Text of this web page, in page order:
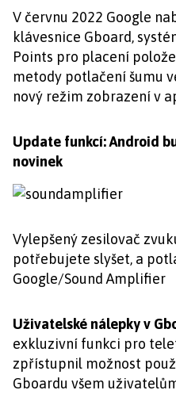
V červnu 2022 Google
klávesnice Gboard,
Points pro placení
metody potlačení šumu
nový režim zobrazení v
Update funkcí: Android
novinek
Vylepšený zesilovač
potřebujete slyšet, a
Google/Sound Amplifier
Uživatelské nálepky v
exkluzivní funkci pro
zpřístupnil možnost
Gboardu všem